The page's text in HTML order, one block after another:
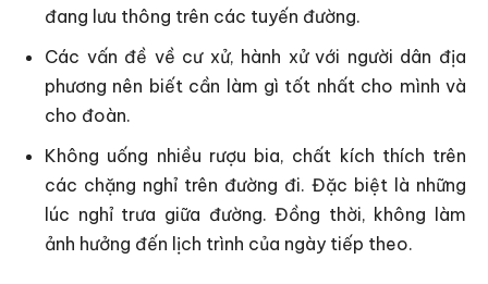
đang lưu thông trên các tuyến đường.
Các vấn đề về cư xử, hành xử với người dân địa
phương nên biết cần làm gì tốt nhất cho mình và
cho đoàn.
Không uống nhiều rượu bia, chất kích thích trên
các chặng nghỉ trên đường đi. Đặc biệt là những
lúc nghỉ trưa giữa đường. Đồng thời, không làm
ảnh hưởng đến lịch trình của ngày tiếp theo.